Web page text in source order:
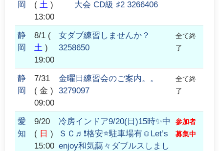
岡
( 土 )
13:00
大会 CD級 ♯2 3266406
静
岡
8/1 (
土 )
19:00
女ダブ練習しませんか？
3258650
全て終
了
静
岡
7/31
( 金 )
09:00
金曜日練習会のご案内。。
3279097
全て終
了
愛
知
9/20
( 日 )
15:00
冷房インドア9/20(日)15時✨中
ＳＣ♬❗格安⭐駐車場有☺️Let’s
enjoy和気藹々ダブルスしまし
参加者
募集中